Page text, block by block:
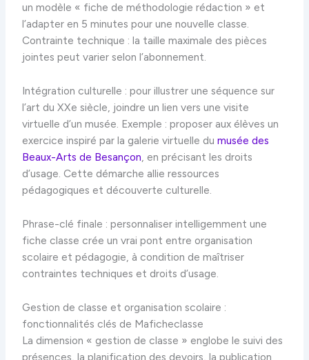
un modèle « fiche de méthodologie rédaction » et
l’adapter en 5 minutes pour une nouvelle classe.
Contrainte technique : la taille maximale des pièces
jointes peut varier selon l’abonnement.
Intégration culturelle : pour illustrer une séquence sur
l’art du XXe siècle, joindre un lien vers une visite
virtuelle d’un musée. Exemple : proposer aux élèves un
exercice inspiré par la galerie virtuelle dumusée des
Beaux-Arts de Besançon, en précisant les droits
d’usage. Cette démarche allie ressources
pédagogiques et découverte culturelle.
Phrase-clé finale : personnaliser intelligemment une
fiche classe crée un vrai pont entre organisation
scolaire et pédagogie, à condition de maîtriser
contraintes techniques et droits d’usage.
Gestion de classe et organisation scolaire :
fonctionnalités clés de Maficheclasse
La dimension « gestion de classe » englobe le suivi des
présences, la planification des devoirs, la publication